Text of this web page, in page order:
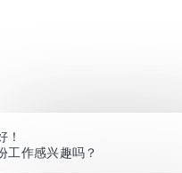
！
工作感兴趣吗？